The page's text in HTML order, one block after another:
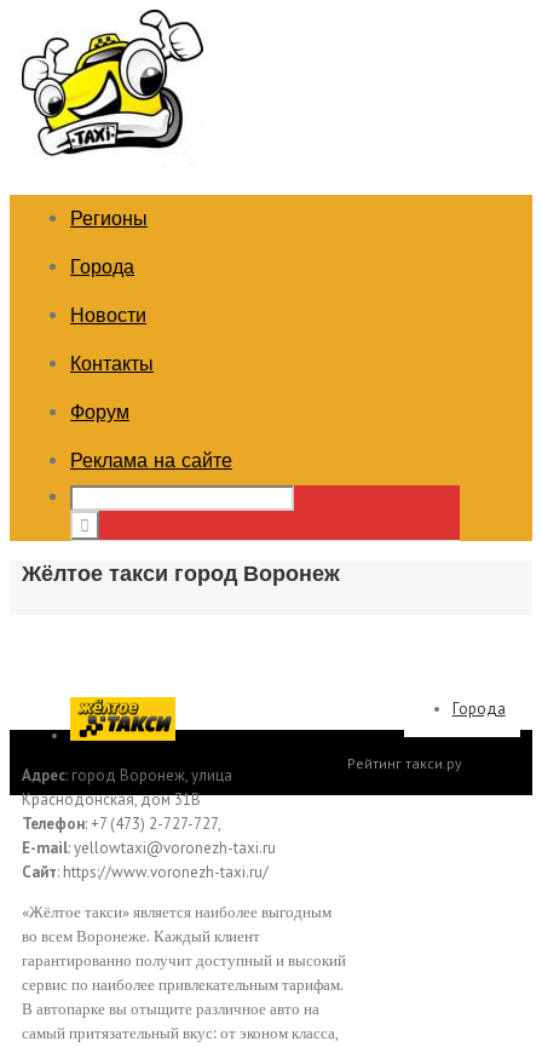
Регионы
Города
Новости
Контакты
Форум
Реклама на сайте
Жёлтое такси город Воронеж
Адрес: город Воронеж, улица
Краснодонская, дом 31В
Телефон: +7 (473) 2-727-727,
E-mail: yellowtaxi@voronezh-taxi.ru
Сайт: https://www.voronezh-taxi.ru/
«Жёлтое такси» является наиболее выгодным
во всем Воронеже. Каждый клиент
гарантированно получит доступный и высокий
сервис по наиболее привлекательным тарифам.
В автопарке вы отыщите различное авто на
самый притязательный вкус: от эконом класса,
Города
Рейтинг такси.ру